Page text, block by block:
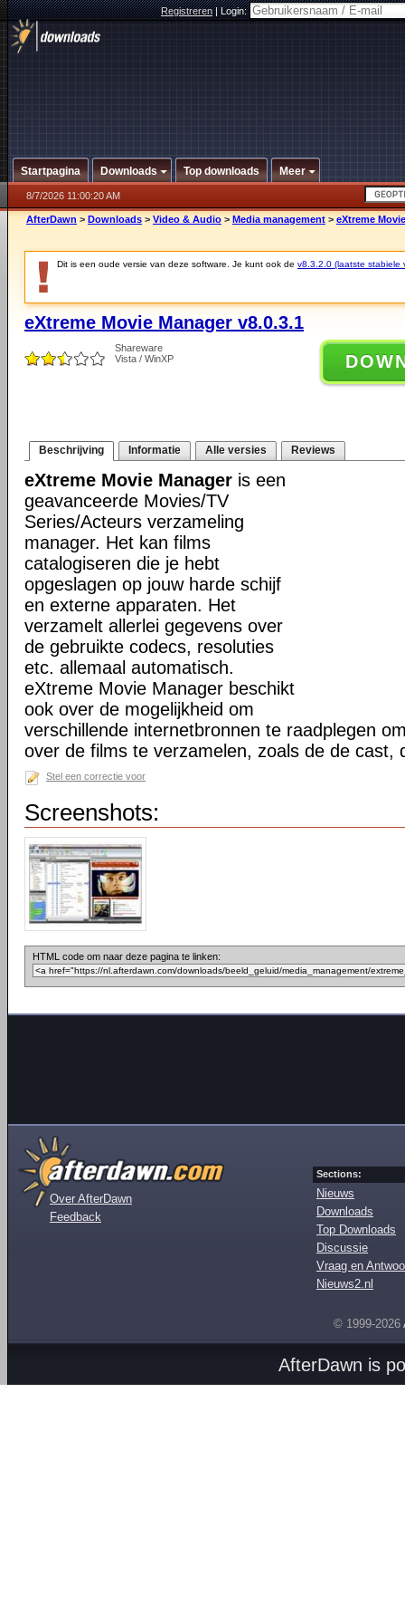
Registreren|Login:
Startpagina Downloads Top downloads Meer
8/7/2026 11:00:20 AM
AfterDawn > Downloads > Video & Audio > Media management > eXtreme
Dit is een oude versie van deze software. Je kunt ook de v8.3.2.0 (laatste stabiele
eXtreme Movie Manager v8.0.3.1
Shareware
Vista / WinXP
Beschrijving Informatie Alle versies Reviews
eXtreme Movie Manager is een
geavanceerde Movies/TV
Series/Acteurs verzameling
manager. Het kan films
catalogiseren die je hebt
opgeslagen op jouw harde schijf
en externe apparaten. Het
verzamelt allerlei gegevens over
de gebruikte codecs, resoluties
etc. allemaal automatisch.
eXtreme Movie Manager beschikt
ook over de mogelijkheid om
verschillende internetbronnen te raadplegen
over de films te verzamelen, zoals de de cast,
Stel een correctie voor
Screenshots:
HTML code om naar deze pagina te linken:
Over AfterDawn
Feedback
Sections:
Nieuws
Downloads
Top Downloads
Discussie
Vraag en
Nieuws2.nl
© 1999-2026
AfterDawn is